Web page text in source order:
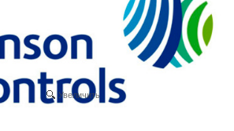
Увеличить